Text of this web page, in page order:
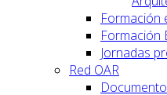
Formación
Formación
Jornadas
Red OAR